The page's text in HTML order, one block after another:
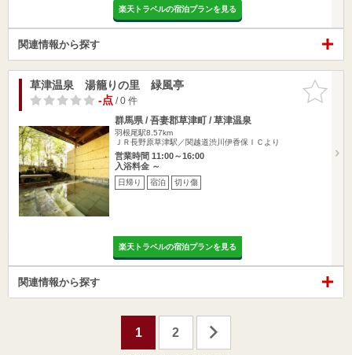
楽天トラベルの宿泊プランを見る
関連情報から探す
お気に入
りに追加
草津温泉 湯籠りの里 緑風亭
-点/ 0 件
群馬県 / 吾妻郡草津町 / 草津温泉
羽根尾駅8.57km
ＪＲ長野原草津駅／関越道渋川伊香保ＩＣより
営業時間 11:00～16:00
入浴料金 ～
日帰り 宿泊 切り傷
楽天トラベルの宿泊プランを見る
関連情報から探す
1 2